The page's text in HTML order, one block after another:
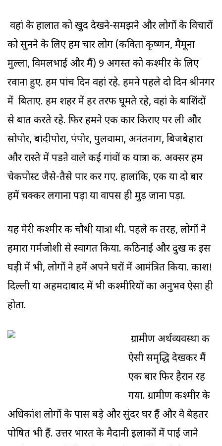
वहां के हालात को खुद देखने-समझने और लोगों के विचारों
को सुनने के लिए हम चार लोग (कविता कृष्णन, मैमूना
मुल्ला, विमलभाई और मैं) 9 अगस्त को कश्मीर के लिए
रवाना हुए. हम पांच दिन वहां रहे. हमने पहले दो दिन श्रीनगर
में बिताए. हम शहर में हर तरफ घूमते रहे, वहां के बाशिंदों
से बात करते रहे. फिर हमने एक कार किराए पर ली और
सोपोर, बांदीपोरा, पंपोर, पुलवामा, अनंतनाग, बिजबेहारा
और रास्ते में पडऩे वाले कई गांवों की यात्रा की. अक्सर हम
चेकपोस्ट जैसे-तैसे पार कर गए. हालांकि, एक या दो बार
हमें चक्कर लगाना पड़ा या वापस ही मुड़ जाना पड़ा.
यह मेरी कश्मीर की चौथी यात्रा थी. पहले की तरह, लोगों ने
हमारा गर्मजोशी से स्वागत किया. कठिनाई और दुख की इस
घड़ी में भी, लोगों ने हमें अपने घरों में आमंत्रित किया. काश!
दिल्ली या अहमदाबाद में भी कश्मीरियों का अनुभव ऐसा ही
होता.
ग्रामीण अर्थव्यवस्था की
ऐसी समृद्धि देखकर मैं
एक बार फिर हैरान रह
गया. ग्रामीण कश्मीर के
अधिकांश लोगों के पास बड़े और सुंदर घर हैं और वे बेहतर
पोषित भी हैं. उत्तर भारत के मैदानी इलाकों में पाई जाने